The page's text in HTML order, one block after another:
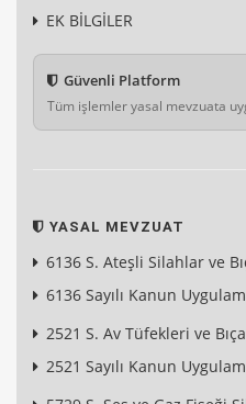
EK BİLGİLER
Güvenli Platform
Tüm işlemler yasal mevzuata
YASAL MEVZUAT
6136 S. Ateşli Silahlar ve
6136 Sayılı Kanun
2521 S. Av Tüfekleri ve
2521 Sayılı Kanun